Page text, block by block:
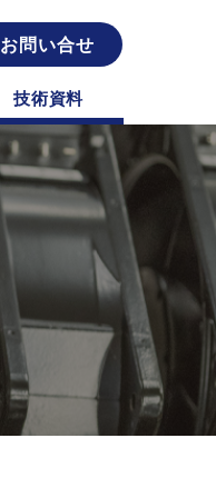
お問い合せ
技術資料